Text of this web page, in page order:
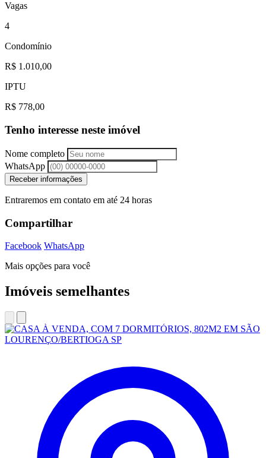
Vagas
4
Condomínio
R$ 1.010,00
IPTU
R$ 778,00
Tenho interesse neste imóvel
Nome completo
WhatsApp
Receber informações
Entraremos em contato em até 24 horas
Compartilhar
Facebook WhatsApp
Mais opções para você
Imóveis semelhantes